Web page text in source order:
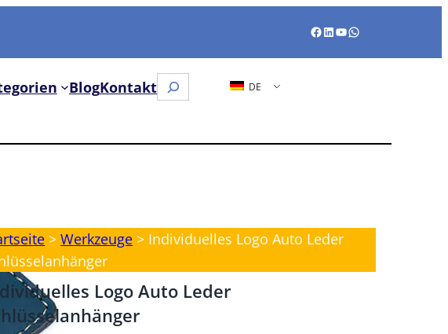
Facebook LinkedIn YouTube WhatsApp
BlogKontakt Suche DE
>Werkzeuge > Individuelles Logo Auto Leder
Logo Auto Leder